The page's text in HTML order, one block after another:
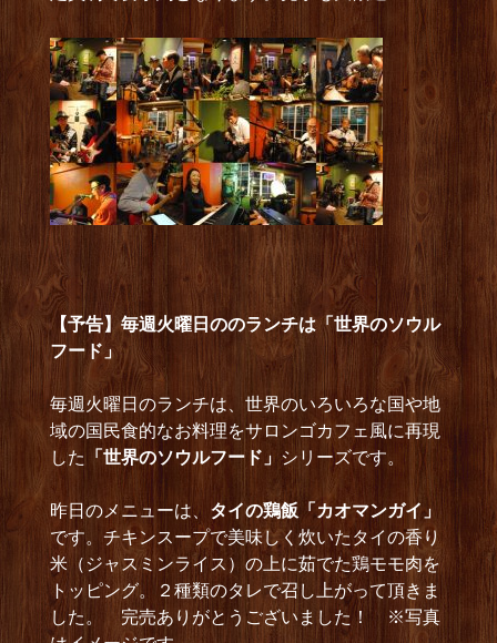
【予告】毎週火曜日ののランチは「世界のソウル
フード」
毎週火曜日のランチは、世界のいろいろな国や地
域の国民食的なお料理をサロンゴカフェ風に再現
した 「世界のソウルフード」 シリーズです。
昨日のメニューは、 タイの鶏飯「カオマンガイ」
です。チキンスープで美味しく炊いたタイの香り
米（ジャスミンライス）の上に茹でた鶏モモ肉を
トッピング。２種類のタレで召し上がって頂きま
した。 完売ありがとうございました！ ※写真